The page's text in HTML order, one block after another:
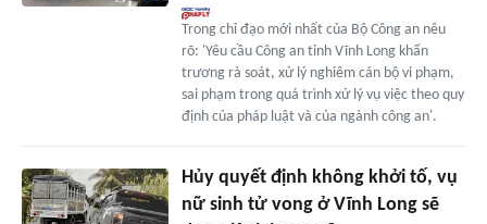
Trong chỉ đạo mới nhất của Bộ Công an nêu
rõ: 'Yêu cầu Công an tỉnh Vĩnh Long khẩn
trương rà soát, xử lý nghiêm cán bộ vi phạm,
sai phạm trong quá trình xử lý vụ việc theo quy
định của pháp luật và của ngành công an'.
Hủy quyết định không khởi tố, vụ
nữ sinh tử vong ở Vĩnh Long sẽ